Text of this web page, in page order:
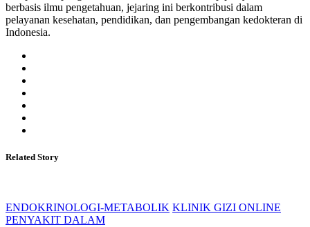
berbasis ilmu pengetahuan, jejaring ini berkontribusi dalam
pelayanan kesehatan, pendidikan, dan pengembangan kedokteran di
Indonesia.
Related Story
ENDOKRINOLOGI-METABOLIK KLINIK GIZI ONLINE
PENYAKIT DALAM